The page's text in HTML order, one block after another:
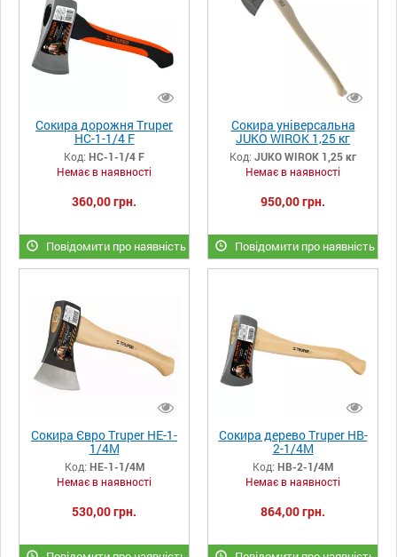
Сокира дорожня Truper
HС-1-1/4 F
Код: HС-1-1/4 F
Немає в наявності
360,00 грн.
Повідомити про наявність
Сокира універсальна
JUKO WIROK 1,25 кг
Код: JUKO WIROK 1,25 кг
Немає в наявності
950,00 грн.
Повідомити про наявність
Сокира Євро Truper HЕ-1-
1/4М
Код: HЕ-1-1/4М
Немає в наявності
530,00 грн.
Сокира дерево Truper HB-
2-1/4M
Код: HB-2-1/4M
Немає в наявності
864,00 грн.